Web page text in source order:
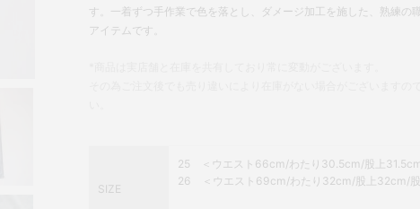
す。一着ずつ手作業で色を落とし、ダメージ加工を施した、熟練の
アイテムです。
SIZE
25 ＜ウエスト66cm/わたり30.5cm/股上
26 ＜ウエスト69cm/わたり32cm/股上32cm/